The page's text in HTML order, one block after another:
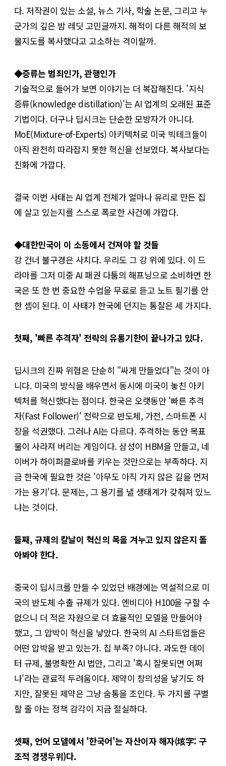
다. 저작권이 있는 소설, 뉴스 기사, 학술 논문, 그리고 누
군가의 깊은 밤 레딧 고민글까지. 해적이 다른 해적의 보
물지도를 복사했다고 고소하는 격이랄까.
◆증류는 범죄인가, 관행인가
기술적으로 들어가 보면 이야기는 더 복잡해진다. '지식
증류(knowledge distillation)'는 AI 업계의 오래된 표준
기법이다. 더구나 딥시크는 단순한 모방자가 아니다.
MoE(Mixture-of-Experts) 아키텍처로 미국 빅테크들이
아직 완전히 따라잡지 못한 혁신을 선보였다. 복사보다는
진화에 가깝다.
결국 이번 사태는 AI 업계 전체가 얼마나 유리로 만든 집
에 살고 있는지를 스스로 폭로한 사건에 가깝다.
◆대한민국이 이 소동에서 건져야 할 것들
강 건너 불구경은 사치다. 우리도 그 강 위에 있다. 이 드
라마를 그저 미중 AI 패권 다툼의 해프닝으로 소비하면 한
국은 또 한 번 중요한 수업을 무료로 듣고 노트 필기를 안
한 셈이 된다. 이 사태가 한국에 던지는 통찰은 세 가지다.
첫째, '빠른 추격자' 전략의 유통기한이 끝나가고 있다.
딥시크의 진짜 위협은 단순히 "싸게 만들었다"는 것이 아
니다. 미국의 방식을 배우면서 동시에 미국이 놓친 아키
텍처를 혁신했다는 점이다. 한국은 오랫동안 '빠른 추격
자(Fast Follower)' 전략으로 반도체, 가전, 스마트폰 시
장을 석권했다. 그러나 AI는 다르다. 추격하는 동안 목표
물이 사라져 버리는 게임이다. 삼성이 HBM을 만들고, 네
이버가 하이퍼클로바를 키우는 것만으로는 부족하다. 지
금 한국에 필요한 것은 '아무도 아직 가지 않은 길을 먼저
가는 용기'다. 문제는, 그 용기를 낼 생태계가 갖춰져 있느
냐는 것이다.
둘째, 규제의 칼날이 혁신의 목을 겨누고 있지 않은지 돌
아봐야 한다.
중국이 딥시크를 만들 수 있었던 배경에는 역설적으로 미
국의 반도체 수출 규제가 있다. 엔비디아 H100을 구할 수
없으니 더 적은 자원으로 더 효율적인 모델을 만들어야
했고, 그 압박이 혁신을 낳았다. 한국의 AI 스타트업들은
어떤 압박을 받고 있는가. 칩 부족? 아니다. 과도한 데이
터 규제, 불명확한 AI 법안, 그리고 '혹시 잘못되면 어쩌
나'라는 관료적 두려움이다. 제약이 창의성을 낳기도 하
지만, 잘못된 제약은 그냥 숨통을 조인다. 두 가지를 구별
할 줄 아는 정책 감각이 지금 절실하다.
셋째, 언어 모델에서 '한국어'는 자산이자 해자(垓字: 구
조적 경쟁우위)다.